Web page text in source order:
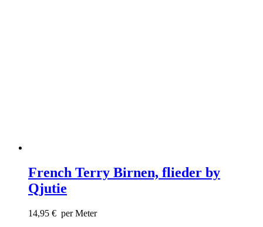
French Terry Birnen, flieder by
Qjutie
14,95 € per Meter